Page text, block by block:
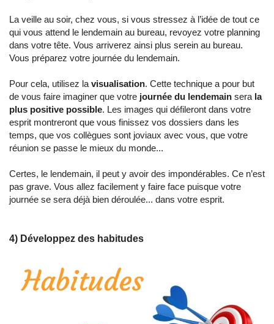
La veille au soir, chez vous, si vous stressez à l’idée de tout ce
qui vous attend le lendemain au bureau, revoyez votre planning
dans votre tête. Vous arriverez ainsi plus serein au bureau.
Vous préparez votre journée du lendemain.
Pour cela, utilisez la visualisation. Cette technique a pour but
de vous faire imaginer que votre journée du lendemain sera la
plus positive possible. Les images qui défileront dans votre
esprit montreront que vous finissez vos dossiers dans les
temps, que vos collègues sont joviaux avec vous, que votre
réunion se passe le mieux du monde...
Certes, le lendemain, il peut y avoir des impondérables. Ce n’est
pas grave. Vous allez facilement y faire face puisque votre
journée se sera déjà bien déroulée... dans votre esprit.
4) Développez des habitudes